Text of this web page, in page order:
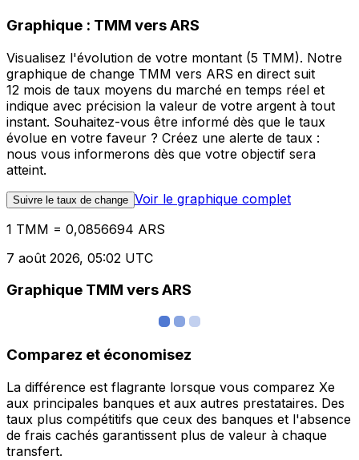
Graphique : TMM vers ARS
Visualisez l'évolution de votre montant (5 TMM). Notre
graphique de change TMM vers ARS en direct suit
12 mois de taux moyens du marché en temps réel et
indique avec précision la valeur de votre argent à tout
instant. Souhaitez-vous être informé dès que le taux
évolue en votre faveur ? Créez une alerte de taux :
nous vous informerons dès que votre objectif sera
atteint.
Suivre le taux de change Voir le graphique complet
1 TMM = 0,0856694 ARS
7 août 2026, 05:02 UTC
Graphique TMM vers ARS
Comparez et économisez
La différence est flagrante lorsque vous comparez Xe
aux principales banques et aux autres prestataires. Des
taux plus compétitifs que ceux des banques et l'absence
de frais cachés garantissent plus de valeur à chaque
transfert.